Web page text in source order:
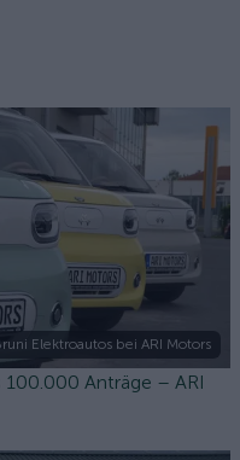
Elektroautos bei ARI Motors
Anträge – ARI